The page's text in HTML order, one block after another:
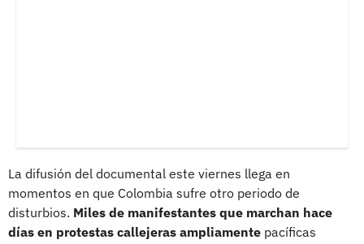
La difusión del documental este viernes llega en
momentos en que Colombia sufre otro periodo de
disturbios. Miles de manifestantes que marchan hace
días en protestas callejeras ampliamente pacíficas